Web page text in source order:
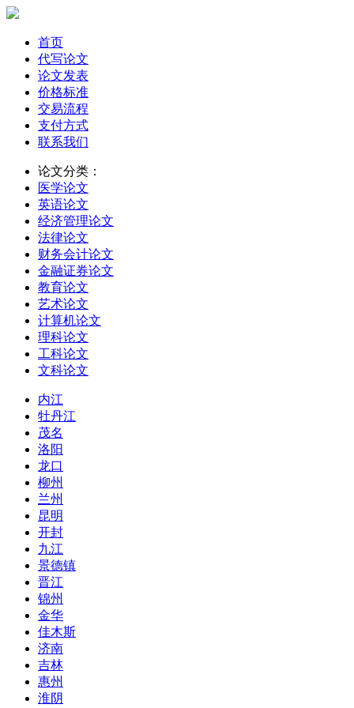
首页
代写论文
论文发表
价格标准
交易流程
支付方式
联系我们
论文分类：
医学论文
英语论文
经济管理论文
法律论文
财务会计论文
金融证券论文
教育论文
艺术论文
计算机论文
理科论文
工科论文
文科论文
内江
牡丹江
茂名
洛阳
龙口
柳州
兰州
昆明
开封
九江
景德镇
晋江
锦州
金华
佳木斯
济南
吉林
惠州
淮阴